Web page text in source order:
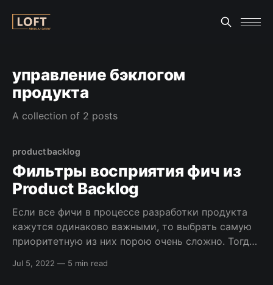
управление бэклогом
продукта
A collection of 2 posts
product backlog
Фильтры восприятия фич из
Product Backlog
Если все фичи в процессе разработки продукта
кажутся одинаково важными, то выбрать самую
приоритетную из них порою очень сложно. Тогда
могут прийти полезные фильтры для определения
Jul 5, 2022 — 5 min read